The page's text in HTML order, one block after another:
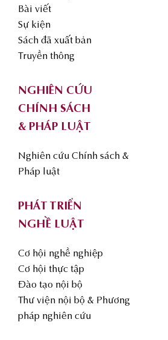
Bài viết
Sự kiện
Sách đã xuất bản
Truyền thông
NGHIÊN CỨU
CHÍNH SÁCH
& PHÁP LUẬT
Nghiên cứu Chính sách &
Pháp luật
PHÁT TRIỂN
NGHỀ LUẬT
Cơ hội nghề nghiệp
Cơ hội thực tập
Đào tạo nội bộ
Thư viện nội bộ & Phương
pháp nghiên cứu